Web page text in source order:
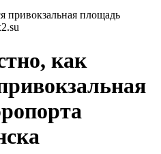
привокзальная площадь
как